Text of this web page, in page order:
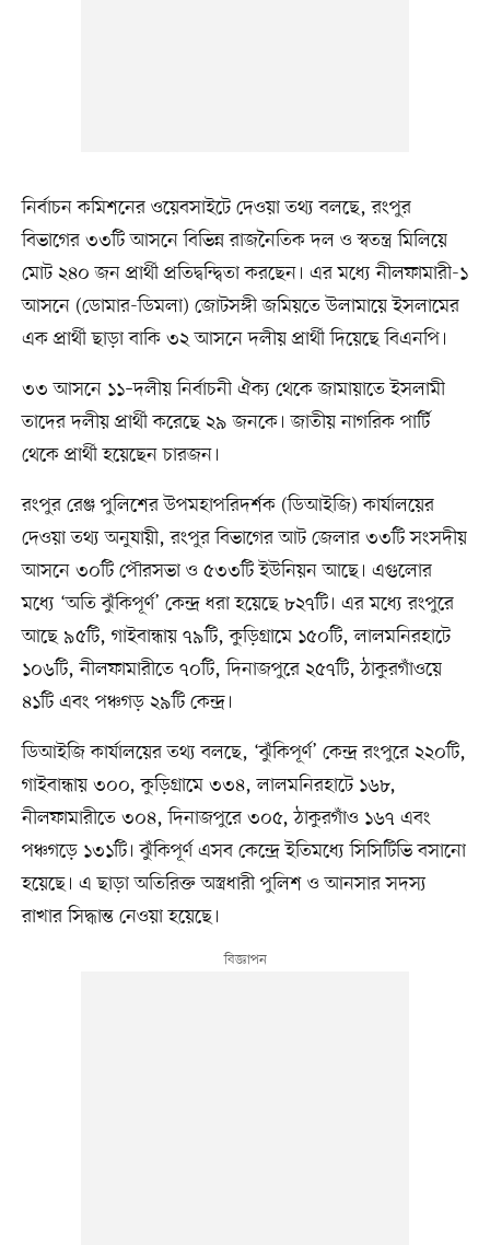
নির্বাচন কমিশনের ওয়েবসাইটে দেওয়া তথ্য বলছে, রংপুর
বিভাগের ৩৩টি আসনে বিভিন্ন রাজনৈতিক দল ও স্বতন্ত্র মিলিয়ে
মোট ২৪০ জন প্রার্থী প্রতিদ্বন্দ্বিতা করছেন। এর মধ্যে নীলফামারী-১
আসনে (ডোমার-ডিমলা) জোটসঙ্গী জমিয়তে উলামায়ে ইসলামের
এক প্রার্থী ছাড়া বাকি ৩২ আসনে দলীয় প্রার্থী দিয়েছে বিএনপি।
৩৩ আসনে ১১–দলীয় নির্বাচনী ঐক্য থেকে জামায়াতে ইসলামী
তাদের দলীয় প্রার্থী করেছে ২৯ জনকে। জাতীয় নাগরিক পার্টি
থেকে প্রার্থী হয়েছেন চারজন।
রংপুর রেঞ্জ পুলিশের উপমহাপরিদর্শক (ডিআইজি) কার্যালয়ের
দেওয়া তথ্য অনুযায়ী, রংপুর বিভাগের আট জেলার ৩৩টি সংসদীয়
আসনে ৩০টি পৌরসভা ও ৫৩৩টি ইউনিয়ন আছে। এগুলোর
মধ্যে ‘অতি ঝুঁকিপূর্ণ’ কেন্দ্র ধরা হয়েছে ৮২৭টি। এর মধ্যে রংপুরে
আছে ৯৫টি, গাইবান্ধায় ৭৯টি, কুড়িগ্রামে ১৫০টি, লালমনিরহাটে
১০৬টি, নীলফামারীতে ৭০টি, দিনাজপুরে ২৫৭টি, ঠাকুরগাঁওয়ে
৪১টি এবং পঞ্চগড় ২৯টি কেন্দ্র।
ডিআইজি কার্যালয়ের তথ্য বলছে, ‘ঝুঁকিপূর্ণ’ কেন্দ্র রংপুরে ২২০টি,
গাইবান্ধায় ৩০০, কুড়িগ্রামে ৩৩৪, লালমনিরহাটে ১৬৮,
নীলফামারীতে ৩০৪, দিনাজপুরে ৩০৫, ঠাকুরগাঁও ১৬৭ এবং
পঞ্চগড়ে ১৩১টি। ঝুঁকিপূর্ণ এসব কেন্দ্রে ইতিমধ্যে সিসিটিভি বসানো
হয়েছে। এ ছাড়া অতিরিক্ত অস্ত্রধারী পুলিশ ও আনসার সদস্য
রাখার সিদ্ধান্ত নেওয়া হয়েছে।